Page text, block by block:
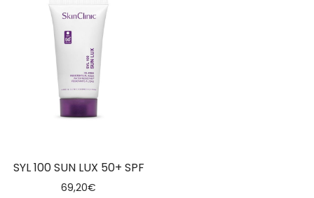
SYL 100 SUN LUX 50+ SPF
69,20€